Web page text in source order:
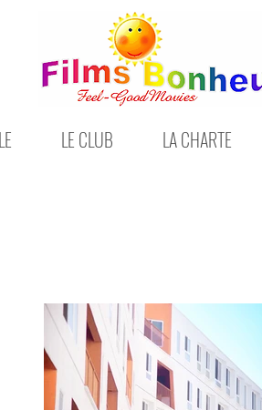
LE CLUB LA CHARTE